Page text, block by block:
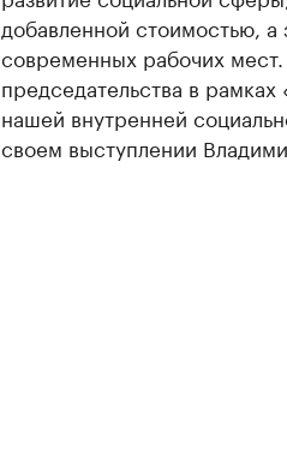
добавленной стоимостью, а
современных рабочих
председательства в
нашей внутренней
своем выступлении